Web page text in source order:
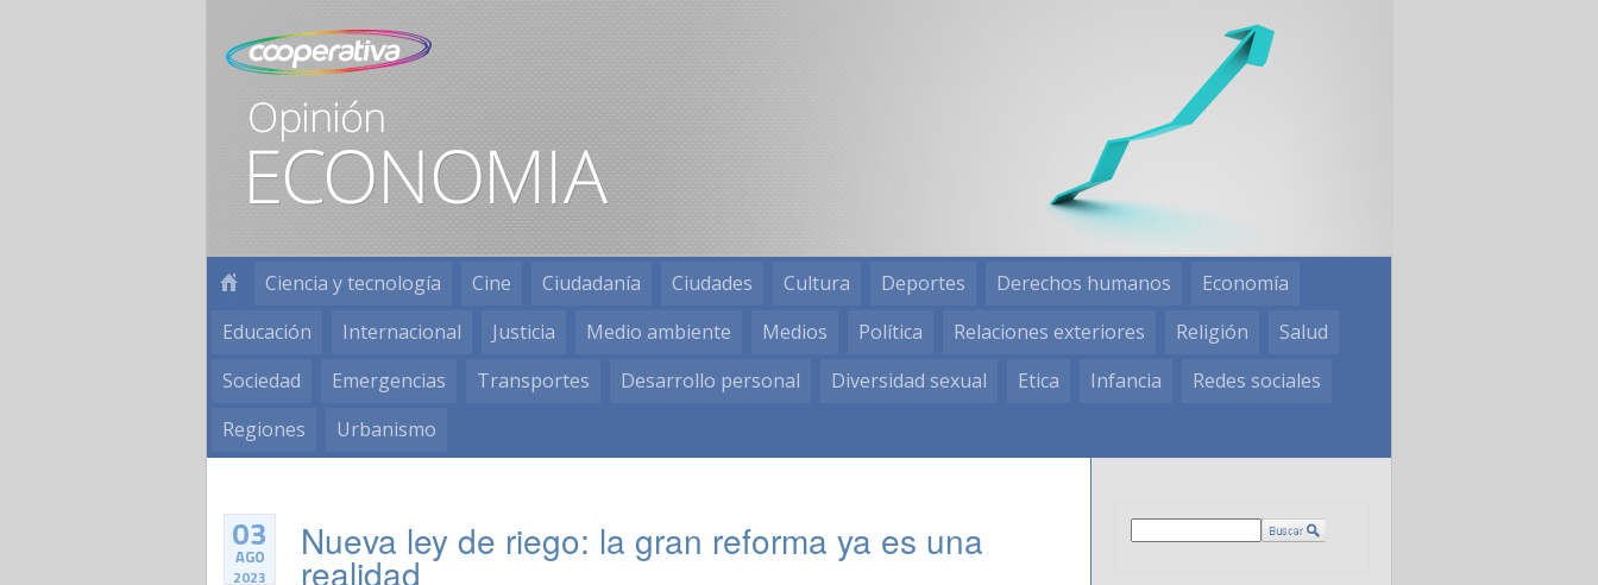
Ciencia y tecnología Cine Ciudadanía Ciudades Cultura Deportes Derechos humanos
Economía
Educación
Internacional Justicia Medio ambiente Medios Política Relaciones exteriores Religión
Salud
Sociedad
Emergencias Transportes Desarrollo personal Diversidad sexual Etica Infancia
Redes sociales
Regiones
Urbanismo
03
AGO
2023
Nueva ley de riego: la gran reforma ya es una
realidad